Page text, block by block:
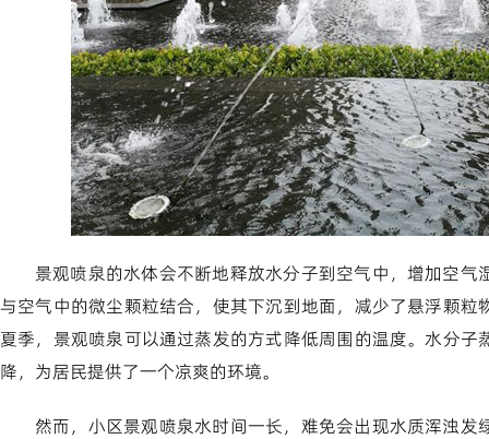
景观喷泉的水体会不断地释放水分子到空气中，增加空
与空气中的微尘颗粒结合，使其下沉到地面，减少了悬浮颗
夏季，景观喷泉可以通过蒸发的方式降低周围的温度。水分
降，为居民提供了一个凉爽的环境。
然而，小区景观喷泉水时间一长，难免会出现水质浑浊